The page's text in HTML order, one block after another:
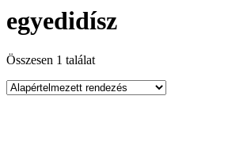
egyedidísz
Összesen 1 találat